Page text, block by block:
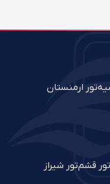
تور ارمنستان
تور قشمتور شیراز